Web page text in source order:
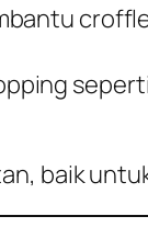
baik